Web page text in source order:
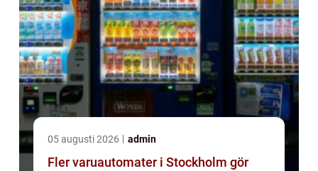
05 augusti 2026 admin
Fler varuautomater i Stockholm gör